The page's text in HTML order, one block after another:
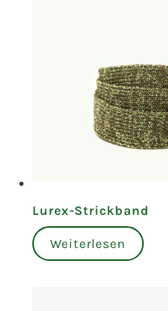
Lurex-Strickband
Weiterlesen